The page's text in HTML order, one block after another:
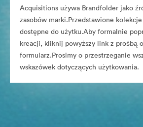
Acquisitions używa Brandfolder jako
zasobów marki.Przedstawione
dostępne do użytku.Aby formalnie
kreacji, kliknij powyższy link z prośbą
formularz.Prosimy o przestrzeganie
wskazówek dotyczących użytkowania.